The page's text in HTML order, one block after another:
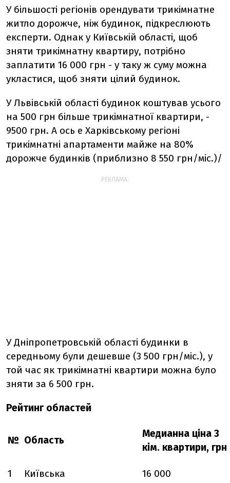
У більшості регіонів орендувати трикімнатне
житло дорожче, ніж будинок, підкреслюють
експерти. Однак у Київській області, щоб
зняти трикімнатну квартиру, потрібно
заплатити 16 000 грн - у таку ж суму можна
укластися, щоб зняти цілий будинок.
У Львівській області будинок коштував усього
на 500 грн більше трикімнатної квартири, -
9500 грн. А ось e Харківському регіоні
трикімнатні апартаменти майже на 80%
дорожче будинків (приблизно 8 550 грн/міс.)/
РЕКЛАМА:
У Дніпропетровській області будинки в
середньому були дешевше (3 500 грн/міс.), у
той час як трикімнатні квартири можна було
зняти за 6 500 грн.
Рейтинг областей
№ Область
Медианна ціна 3
кім. квартири, грн
1 Київська 16 000